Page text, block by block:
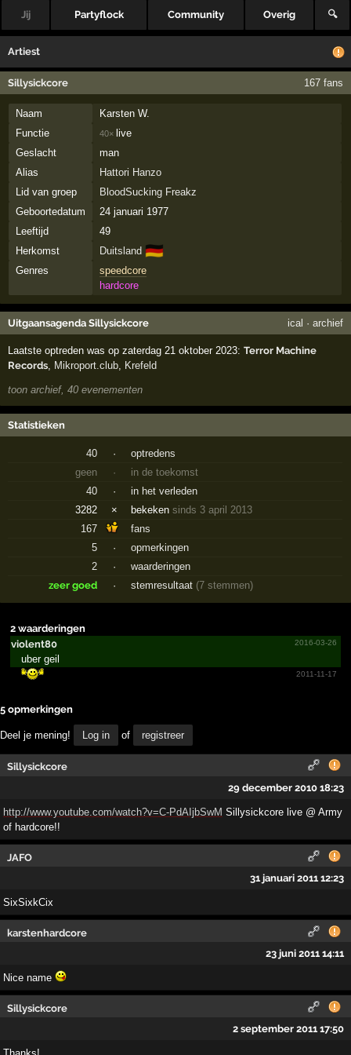
Jij Partyflock Community Overig 🔍
Artiest
Sillysickcore 167 fans
Naam
Karsten W.
Functie
40× live
Geslacht
man
Alias
Hattori Hanzo
Lid van groep
BloodSucking Freakz
Geboortedatum
24 januari 1977
Leeftijd
49
Herkomst
Duitsland 🇩🇪
Genres
speedcore
hardcore
Uitgaansagenda Sillysickcore ical · archief
Laatste optreden was op zaterdag 21 oktober 2023:Terror Machine
Records Mikroport.club Krefeld
toon archief, 40 evenementen
Statistieken
40 ·
optredens
geen
·
in de toekomst
40
·
in het verleden
3282
× bekekensinds 3 april 2013
167
fans
5
·
opmerkingen
2
·
waarderingen
zeer goed
· stemresultaat (7 stemmen)
2 waarderingen
violent80
2016-03-26
uber geil
2011-11-17
5 opmerkingen
Deel je mening! Log in of registreer
Sillysickcore
29 december 2010 18:23
http://www.youtube.com/watch?v=C-PdAIjbSwM Sillysickcore live @ Army
of hardcore!!
JAFO
31 januari 2011 12:23
SixSixkCix
karstenhardcore
23 juni 2011 14:11
Nice name
Sillysickcore
2 september 2011 17:50